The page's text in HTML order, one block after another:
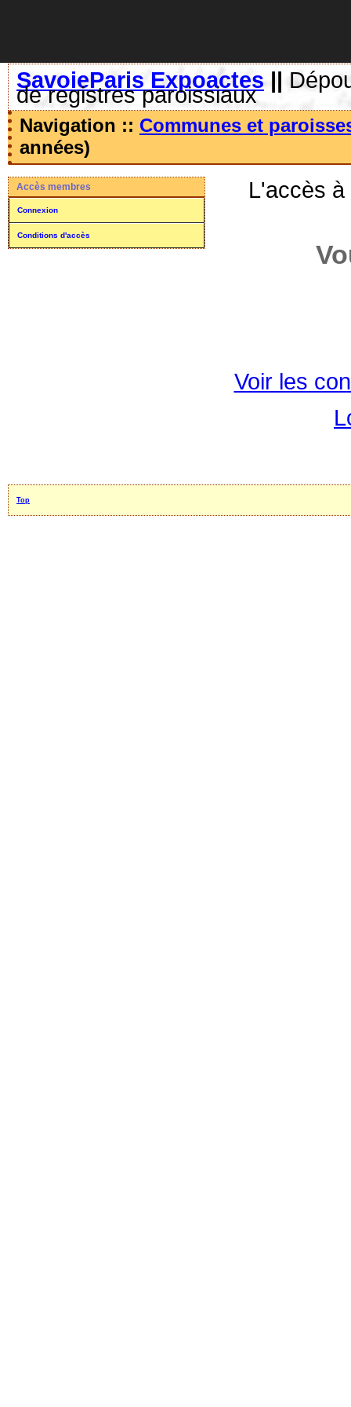
SavoieParis Expoactes ||
de registres paroissiaux
Navigation :: Communes et
années)
Accès membres
Connexion
Conditions d'accès
L'accès
Voir les
Top